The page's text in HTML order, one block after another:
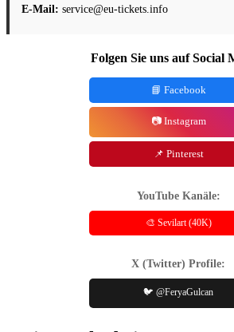
E-Mail: service@eu-tickets.info
Folgen Sie uns auf Social
📘 Facebook
📷 Instagram
📌 Pinterest
YouTube Kanäle:
🎨 Sevilart (40K)
X (Twitter) Profile:
🐦 @FeryaGulcan